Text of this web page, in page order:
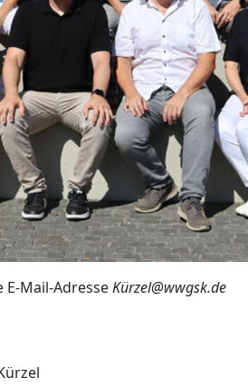
Mail-AdresseKürzel@wwgsk.de